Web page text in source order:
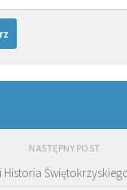
NASTĘPNY POST
Historia